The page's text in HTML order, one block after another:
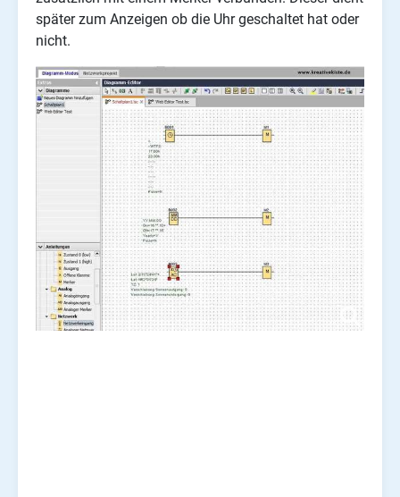
später zum Anzeigen ob die Uhr geschaltet hat oder
nicht.